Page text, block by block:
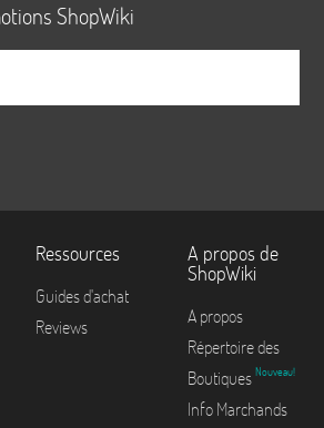
ShopWiki
Ressources
Guides d'achat
Reviews
A propos de
ShopWiki
A propos
Répertoire des
Boutiques Nouveau!
Info Marchands